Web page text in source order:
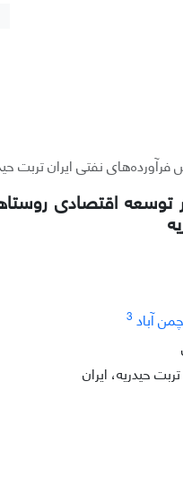
نفتی ایران تربت
توسعه اقتصادی
آباد 3
حیدریه، ایران